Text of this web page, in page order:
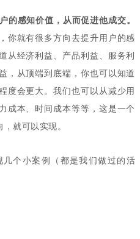
的感知价值，从而促进他成交。
你就有很多方向去提升用户的感
从经济利益、产品利益、服务利
，从顶端到底端，你也可以知道
度会更大。我们也可以从减少用
成本、时间成本等等，这是一个
就可以实现。
个小案例（都是我们做过的活